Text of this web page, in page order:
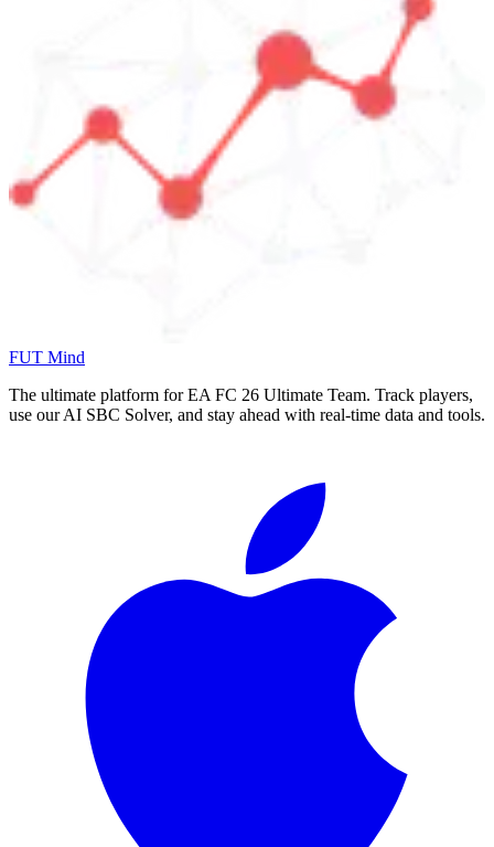
FUT Mind
The ultimate platform for EA FC 26 Ultimate Team. Track players,
use our AI SBC Solver, and stay ahead with real-time data and tools.